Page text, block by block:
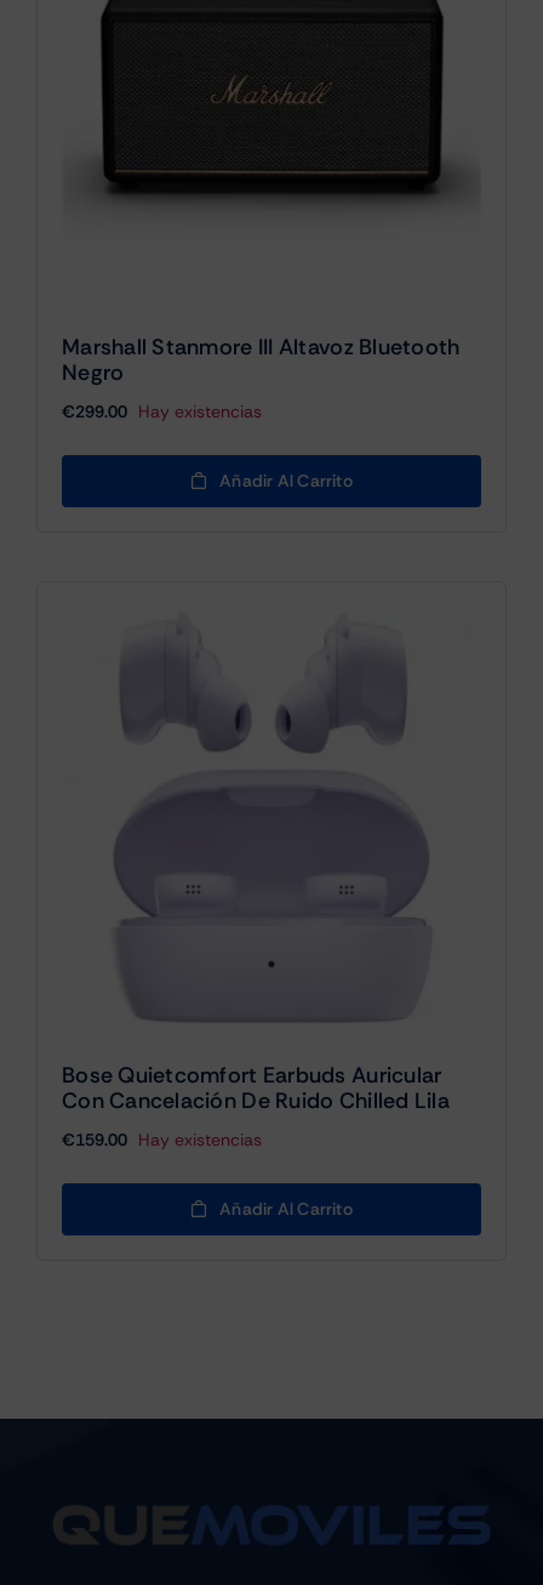
Marshall Stanmore III Altavoz Bluetooth
Negro
€299.00 Hay existencias
Añadir Al Carrito
Bose Quietcomfort Earbuds Auricular
Con Cancelación De Ruido Chilled Lila
€159.00 Hay existencias
Añadir Al Carrito